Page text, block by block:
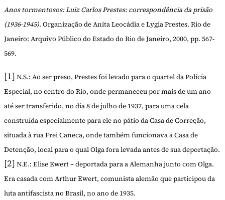
Anos tormentosos: Luiz Carlos Prestes: correspondência da prisão
(1936-1945). Organização de Anita Leocádia e Lygia Prestes. Rio de
Janeiro: Arquivo Público do Estado do Rio de Janeiro, 2000, pp. 567-
569.
[1] N.S.: Ao ser preso, Prestes foi levado para o quartel da Polícia
Especial, no centro do Rio, onde permaneceu por mais de um ano
até ser transferido, no dia 8 de julho de 1937, para uma cela
construída especialmente para ele no pátio da Casa de Correção,
situada à rua Frei Caneca, onde também funcionava a Casa de
Detenção, local para o qual Olga fora levada antes de sua deportação.
[2] N.E.: Elise Ewert – deportada para a Alemanha junto com Olga.
Era casada com Arthur Ewert, comunista alemão que participou da
luta antifascista no Brasil, no ano de 1935.